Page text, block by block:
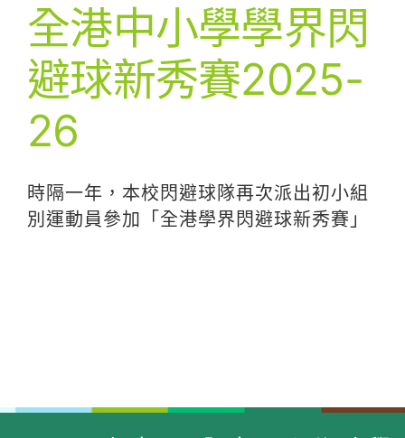
全港中小學學界閃
避球新秀賽2025-
26
時隔一年，本校閃避球隊再次派出初小組
別運動員參加「全港學界閃避球新秀賽」